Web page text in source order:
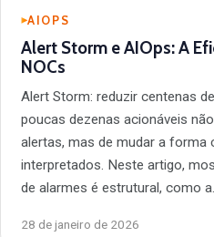
AIOPS
Alert Storm e AIOps: A
NOCs
Alert Storm: reduzir centenas
poucas dezenas acionáveis
alertas, mas de mudar a forma
interpretados. Neste artigo,
de alarmes é estrutural, como
28 de janeiro de 2026